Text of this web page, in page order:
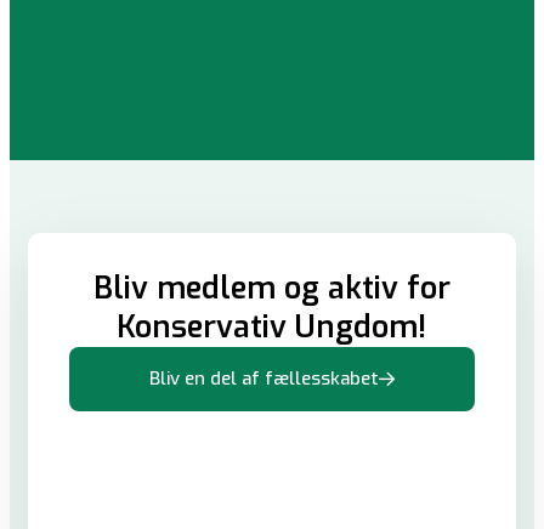
Bliv medlem og aktiv for
Konservativ Ungdom!
Bliv en del af fællesskabet